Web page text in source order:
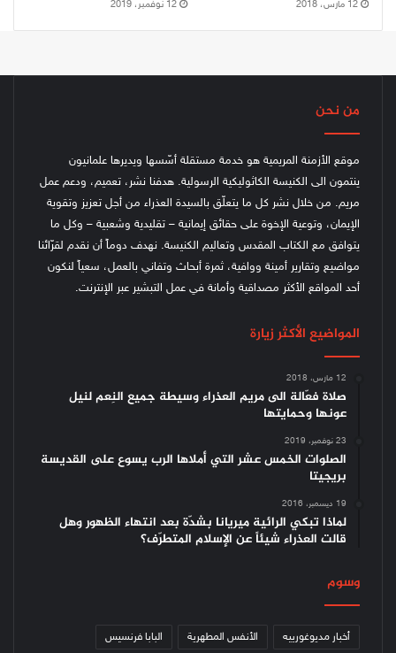
12 مارس، 2018 12 نوفمبر، 2019
من نحن
موقع الأزمنة المريمية هو خدمة مستقلة أسّسها ويديرها علمانيون
ينتمون الى الكنيسة الكاثوليكية الرسولية. هدفنا نشر، تعميم، ودعم عمل
مريم. من خلال نشر كل ما يتعلّق بالسيدة العذراء من أجل تعزيز وتقوية
الإيمان، وتوعية الإخوة على حقائق إيمانية – تقليدية وشعبية – وكل ما
يتوافق مع الكتاب المقدس وتعاليم الكنيسة. نهدف دوماً أن نقدم لقرّائنا
مواضيع وتقارير أمينة ووافية، ثمرة أبحاث وتفاني بالعمل، سعياً لنكون
أحد المواقع الأكثر مصداقية وأمانة في عمل التبشير عبر الإنترنت.
المواضيع الأكثر زيارة
12 مارس، 2018
صلاة فعّالة الى مريم العذراء وسيطة جميع النِعم لنيل
عونها وحمايتها
23 نوفمبر، 2019
الصلوات الخمس عشر التي أملاها الرب يسوع على القديسة
بريجيتا
19 ديسمبر، 2016
لماذا تبكي الرائية ميريانا بشدّة بعد انتهاء الظهور وهل
قالت العذراء شيئاً عن الإسلام المتطرّف؟
وسوم
أخبار مديوغورييه الأنفس المطهرية البابا فرنسيس